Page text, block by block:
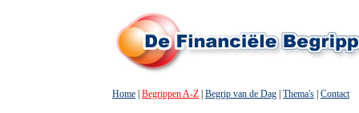
Home Begrippen A-Z Begrip van de Dag Thema's Contact